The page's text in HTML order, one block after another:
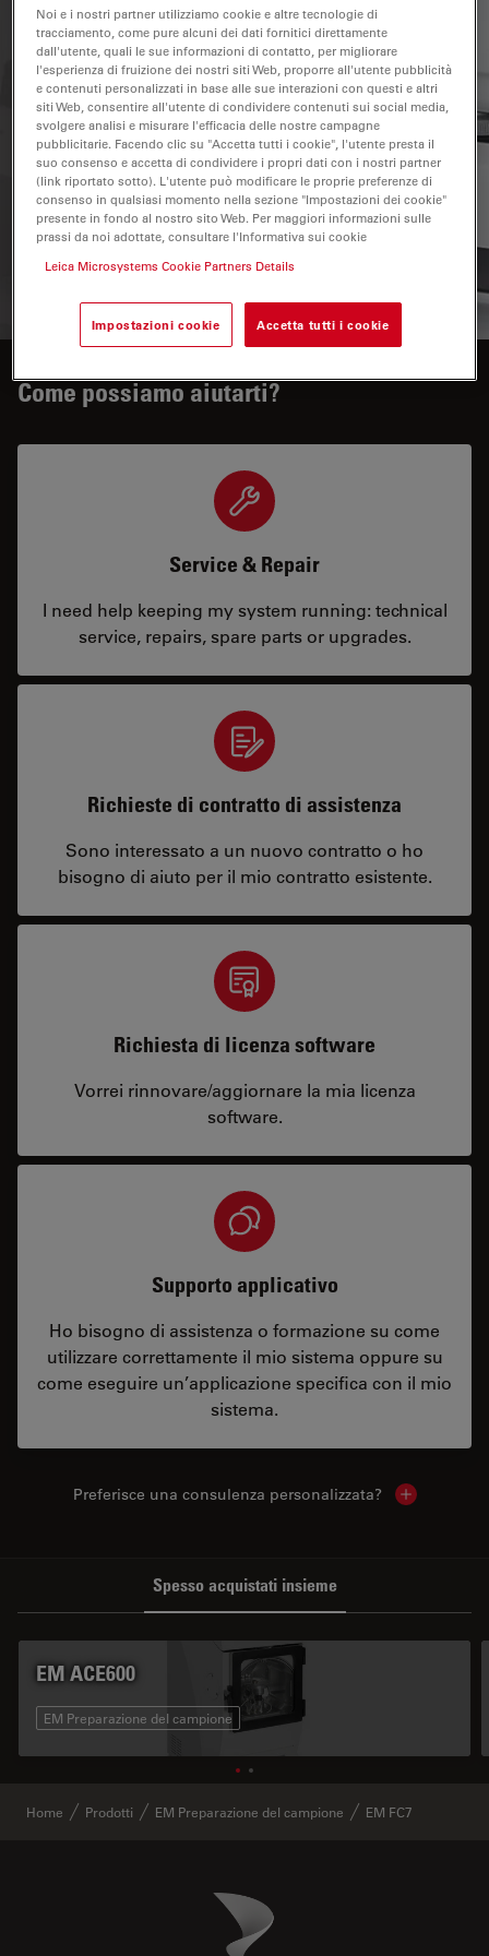
minuti montando la criocamera Leica EM FC7 Leica; in
questo modo sarà possibile preparare criosezioni (da
-15° a -185 °C) per TEM, SEM, AFM e LM.
Mancano solo quattro passaggi per arrivare a
criosezioni perfette...... selezionare "Immagini"
For research use only
Come possiamo aiutarti?
Service & Repair
I need help keeping my system running: technical
service, repairs, spare parts or upgrades.
Richieste di contratto di assistenza
Sono interessato a un nuovo contratto o ho
bisogno di aiuto per il mio contratto esistente.
Richiesta di licenza software
Vorrei rinnovare/aggiornare la mia licenza
software.
Supporto applicativo
Ho bisogno di assistenza o formazione su come
utilizzare correttamente il mio sistema oppure su
come eseguire un’applicazione specifica con il mio
sistema.
Preferisce una consulenza personalizzata? Show local
Spesso acquistati insieme
EM ACE600
EM Preparazione del campione
Home Prodotti EM Preparazione del campione EM FC7
Danaher Logo
Noi e i nostri partner utilizziamo cookie e altre tecnologie di
tracciamento, come pure alcuni dei dati fornitici direttamente
dall'utente, quali le sue informazioni di contatto, per migliorare
l'esperienza di fruizione dei nostri siti Web, proporre all'utente pubblicità
e contenuti personalizzati in base alle sue interazioni con questi e altri
siti Web, consentire all'utente di condividere contenuti sui social media,
svolgere analisi e misurare l'efficacia delle nostre campagne
pubblicitarie. Facendo clic su "Accetta tutti i cookie", l'utente presta il
suo consenso e accetta di condividere i propri dati con i nostri partner
(link riportato sotto). L'utente può modificare le proprie preferenze di
consenso in qualsiasi momento nella sezione "Impostazioni dei cookie"
presente in fondo al nostro sito Web. Per maggiori informazioni sulle
prassi da noi adottate, consultare l'Informativa sui cookie
Leica Microsystems Cookie Partners Details
Impostazioni cookie Accetta tutti i cookie